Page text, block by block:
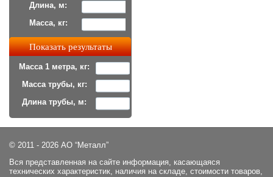
Длина, м:
Масса, кг:
Масса 1 метра, кг:
Масса трубы, кг:
Длина трубы, м:
© 2011 - 2026 АО “Металл”
Вся представленная на сайте информация, касающаяся
технических характеристик, наличия на складе, стоимости товаров,